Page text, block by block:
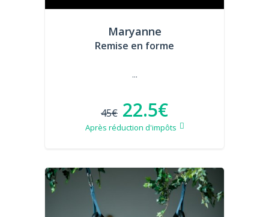
Maryanne
Remise en forme
...
45€ 22.5€
Après réduction d'impôts